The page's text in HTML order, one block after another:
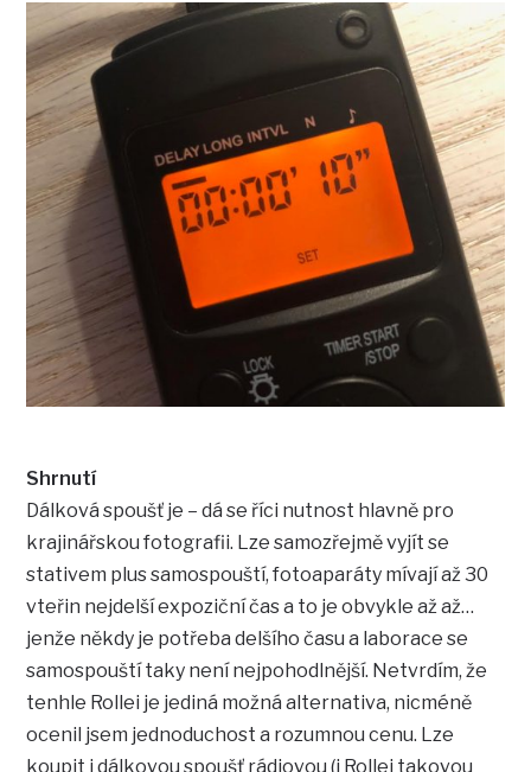
Shrnutí
Dálková spoušť je – dá se říci nutnost hlavně pro
krajinářskou fotografii. Lze samozřejmě vyjít se
stativem plus samospouští, fotoaparáty mívají až 30
vteřin nejdelší expoziční čas a to je obvykle až až…
jenže někdy je potřeba delšího času a laborace se
samospouští taky není nejpohodlnější. Netvrdím, že
tenhle Rollei je jediná možná alternativa, nicméně
ocenil jsem jednoduchost a rozumnou cenu. Lze
koupit i dálkovou spoušť rádiovou (i Rollei takovou